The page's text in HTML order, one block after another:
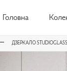
Головна
ДЗЕРКАЛО